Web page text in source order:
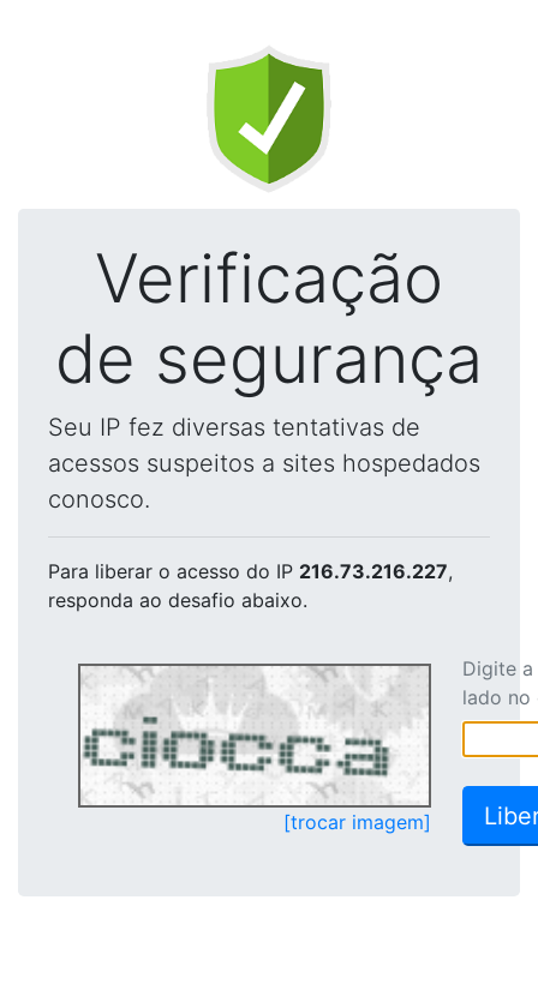
Verificação
de segurança
Seu IP fez diversas tentativas de
acessos suspeitos a sites hospedados
conosco.
Para liberar o acesso do IP 216.73.216.227,
responda ao desafio abaixo.
[trocar imagem]
Digite
lado no